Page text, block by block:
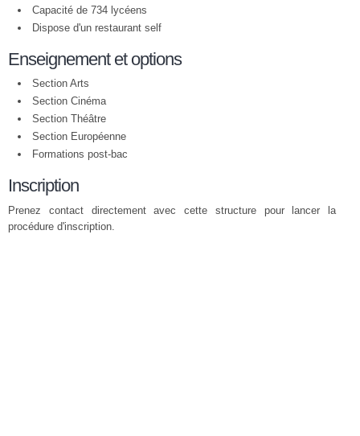
Capacité de 734 lycéens
Dispose d'un restaurant self
Enseignement et options
Section Arts
Section Cinéma
Section Théâtre
Section Européenne
Formations post-bac
Inscription
Prenez contact directement avec cette structure pour lancer la
procédure d'inscription.